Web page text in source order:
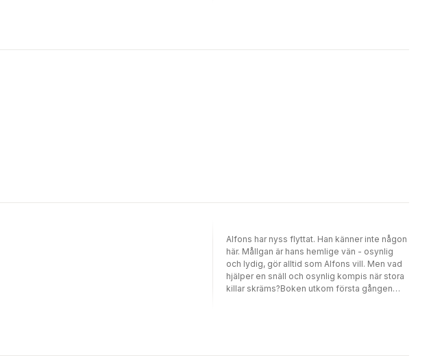
Alfons har nyss flyttat. Han känner inte någon
här. Mållgan är hans hemlige vän - osynlig
och lydig, gör alltid som Alfons vill. Men vad
hjälper en snäll och osynlig kompis när stora
killar skräms?Boken utkom första gången